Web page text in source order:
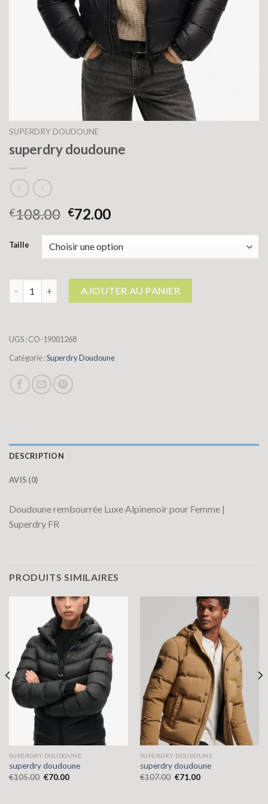
SUPERDRY DOUDOUNE
superdry doudoune
€108.00 €72.00
Taille
AJOUTER AU PANIER
UGS :CO-19001268
Catégorie :Superdry Doudoune
DESCRIPTION
AVIS (0)
Doudoune rembourrée Luxe Alpinenoir pour Femme |
Superdry FR
PRODUITS SIMILAIRES
SUPERDRY DOUDOUNE
superdry doudoune
€105.00 €70.00
SUPERDRY DOUDOUNE
superdry doudoune
€107.00 €71.00